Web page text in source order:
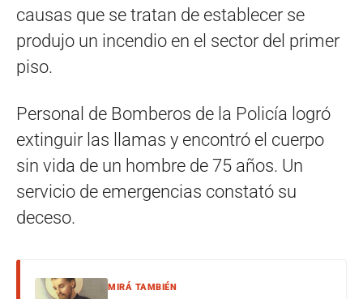
causas que se tratan de establecer se
produjo un incendio en el sector del primer
piso.
Personal de Bomberos de la Policía logró
extinguir las llamas y encontró el cuerpo
sin vida de un hombre de 75 años. Un
servicio de emergencias constató su
deceso.
MIRÁ TAMBIÉN